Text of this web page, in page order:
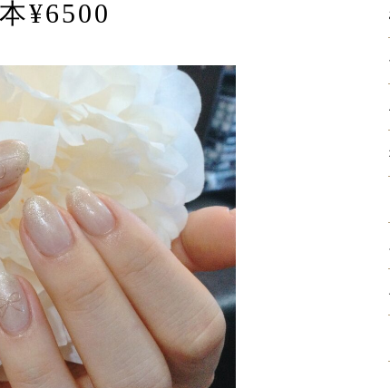
¥6500